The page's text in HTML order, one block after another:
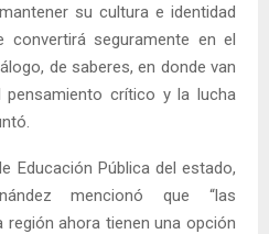
su cultura e identidad
convertirá seguramente en el
de saberes, en donde van
crítico y la lucha
Educación Pública del estado,
mencionó que “las
región ahora tienen una opción